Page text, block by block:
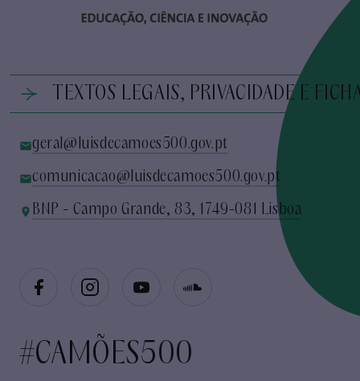
TEXTOS LEGAIS, PRIVACIDADE E
geral@luisdecamoes500.gov.pt
comunicacao@luisdecamoes500.gov.pt
BNP - Campo Grande, 83, 1749-081 Lisboa
#CAMÕES500